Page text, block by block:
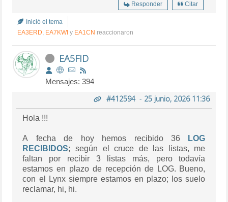
Responder Citar
Inició el tema
EA3ERD, EA7KWI y EA1CN reaccionaron
EA5FID
Mensajes: 394
#412594- 25 junio, 2026 11:36
Hola !!!
A fecha de hoy hemos recibido 36
LOG
RECIBIDOS; según el cruce de las listas, me
faltan por recibir 3 listas más, pero todavía
estamos en plazo de recepción de LOG. Bueno,
con el Lynx siempre estamos en plazo; los suelo
reclamar, hi, hi.